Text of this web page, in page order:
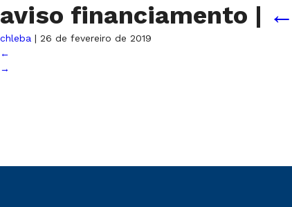
aviso financiamento | ←
chleba | 26 de fevereiro de 2019
←
→